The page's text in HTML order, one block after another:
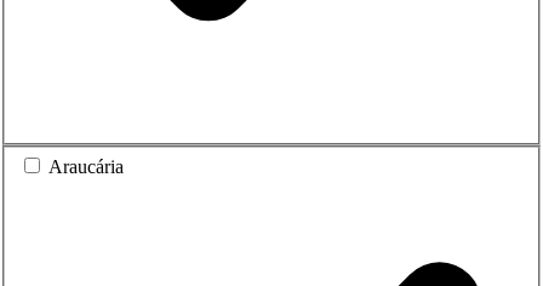
Araucária